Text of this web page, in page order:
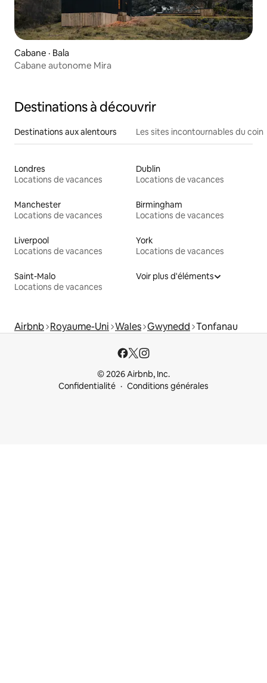
Cabane · Bala
Cabane autonome Mira
Destinations à découvrir
Destinations aux alentours Les sites incontournables du coin
Londres
Locations de vacances
Dublin
Locations de vacances
Manchester
Locations de vacances
Birmingham
Locations de vacances
Liverpool
Locations de vacances
York
Locations de vacances
Saint-Malo
Locations de vacances
Voir plus d'éléments
Airbnb Royaume-Uni Wales Gwynedd Tonfanau
© 2026 Airbnb, Inc.
Confidentialité
Conditions générales